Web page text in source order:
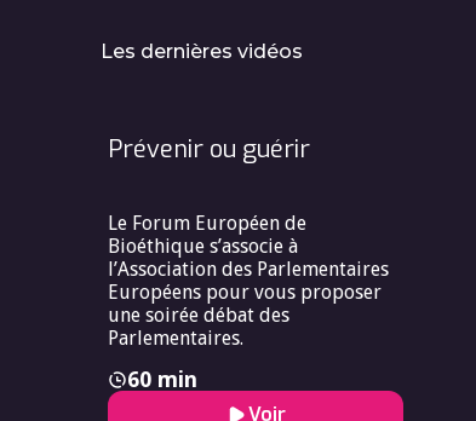
Les dernières vidéos
Prévenir ou guérir
Le Forum Européen de
Bioéthique s’associe à
l’Association des Parlementaires
Européens pour vous proposer
une soirée débat des
Parlementaires.
60 min
Voir